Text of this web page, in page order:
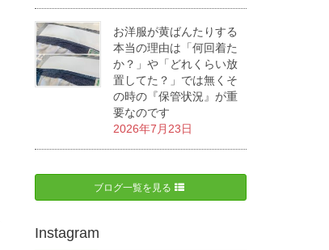
お洋服が黄ばんたりする
本当の理由は「何回着た
か？」や「どれくらい放
置してた？」では無くそ
の時の『保管状況』が重
要なのです
2026年7月23日
ブログ一覧を見る
Instagram